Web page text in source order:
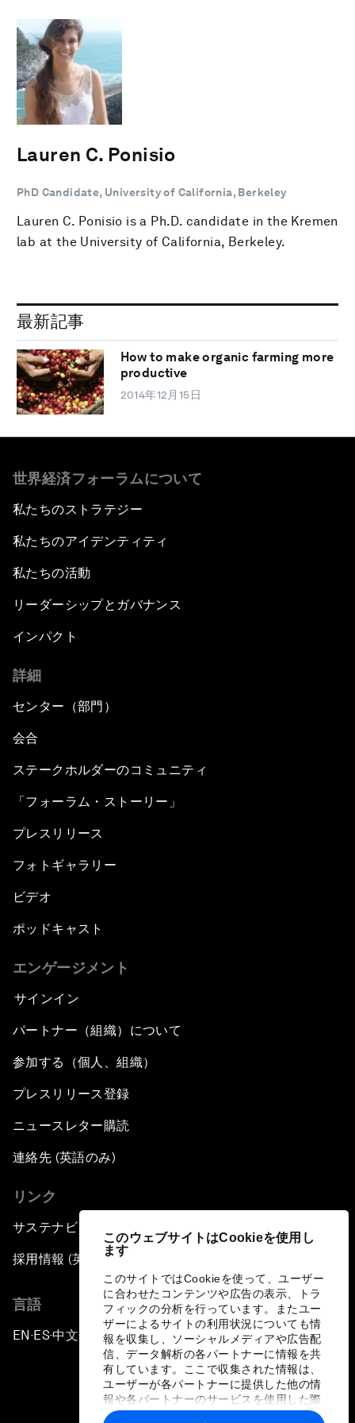
このウェブサイトはCookieを使用し
ます
このサイトではCookieを使って、ユーザー
に合わせたコンテンツや広告の表示、トラ
フィックの分析を行っています。またユー
ザーによるサイトの利用状況についても情
報を収集し、ソーシャルメディアや広告配
信、データ解析の各パートナーに情報を共
有しています。ここで収集された情報は、
ユーザーが各パートナーに提供した他の情
報や各パートナーのサービスを使用した際
に収集された情報と組み合わされ、各パー
Lauren C. Ponisio
PhD Candidate, University of California, Berkeley
Lauren C. Ponisio is a Ph.D. candidate in the Kremen
lab at the University of California, Berkeley.
最新記事
How to make organic farming more
productive
2014年12月15日
世界経済フォーラムについて
私たちのストラテジー
私たちのアイデンティティ
私たちの活動
リーダーシップとガバナンス
インパクト
詳細
センター（部門）
会合
ステークホルダーのコミュニティ
「フォーラム・ストーリー」
プレスリリース
フォトギャラリー
ビデオ
ポッドキャスト
エンゲージメント
サインイン
パートナー（組織）について
参加する（個人、組織）
プレスリリース登録
ニュースレター購読
連絡先 (英語のみ)
リンク
サステナビリティへの取り組み
採用情報 (英語のみ)
言語
EN ▪ES▪中文▪ 日本語